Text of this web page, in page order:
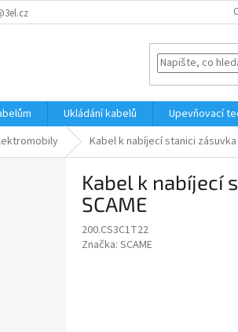
Ukládání kabelů Upevňovací
Kabel k nabíjecí stanici zásuvka
Kabel k nabíjecí
SCAME
200.CS3C1T22
Značka: SCAME